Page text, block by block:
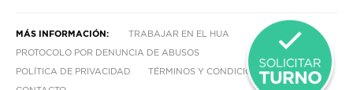
MÁS INFORMACIÓN: TRABAJAR EN EL HUA
PROTOCOLO POR DENUNCIA DE ABUSOS
POLÍTICA DE PRIVACIDAD TÉRMINOS Y CONDICIONES